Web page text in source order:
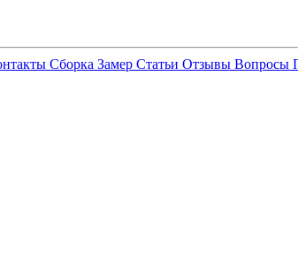
Сборка Замер Статьи Отзывы Вопросы